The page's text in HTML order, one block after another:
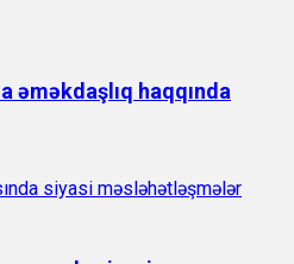
əməkdaşlıq haqqında